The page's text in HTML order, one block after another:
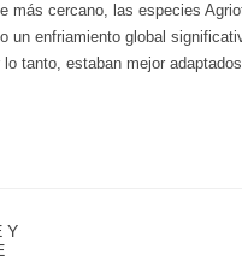
más cercano, las especies
un enfriamiento global
tanto, estaban mejor
Y